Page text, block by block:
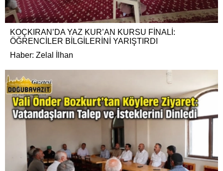
KOÇKIRAN’DA YAZ KUR’AN KURSU FİNALİ:
ÖĞRENCİLER BİLGİLERİNİ YARIŞTIRDI
Haber: Zelal İlhan